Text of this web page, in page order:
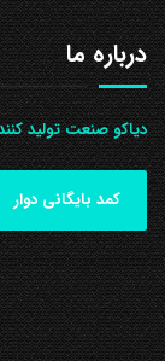
درباره ما
دیاکو صنعت تولید
کمد بایگانی دوار